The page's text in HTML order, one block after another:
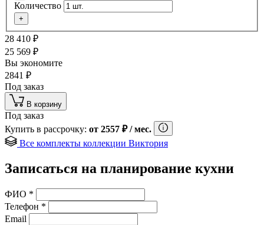
Количество
+
28 410 ₽
25 569 ₽
Вы экономите
2841 ₽
Под заказ
В корзину
Под заказ
Купить в рассрочку: от 2557 ₽/ мес.
Все комплекты коллекции Виктория
Записаться на планирование кухни
ФИО *
Телефон *
Email